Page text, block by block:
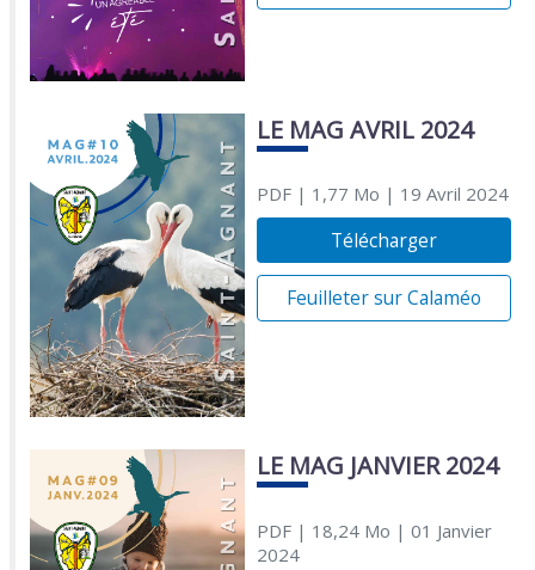
LE MAG AVRIL 2024
PDF| 1,77 Mo | 19 Avril 2024
Télécharger
Feuilleter sur Calaméo
LE MAG JANVIER 2024
PDF| 18,24 Mo | 01 Janvier
2024